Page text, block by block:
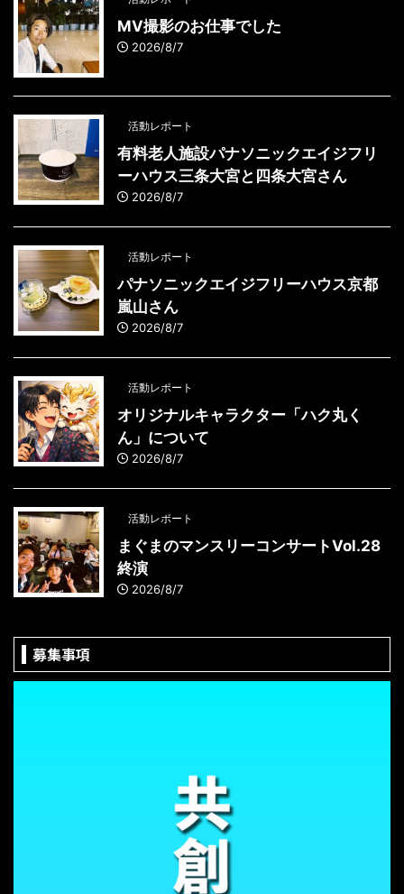
MV撮影のお仕事でした
2026/8/7
活動レポート
有料老人施設パナソニックエイジフリ
ーハウス三条大宮と四条大宮さん
2026/8/7
活動レポート
パナソニックエイジフリーハウス京都
嵐山さん
2026/8/7
活動レポート
オリジナルキャラクター「ハク丸く
ん」について
2026/8/7
活動レポート
まぐまのマンスリーコンサートVol.28
終演
2026/8/7
募集事項